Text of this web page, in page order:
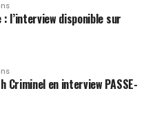
: l’interview disponible sur
Criminel en interview PASSE-